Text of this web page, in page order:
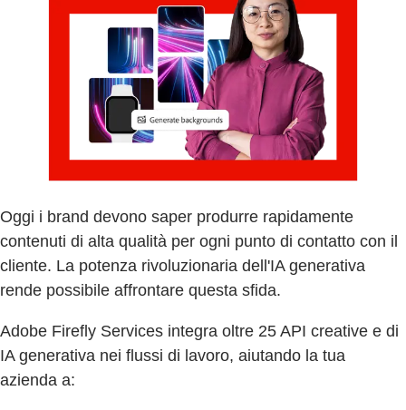
Oggi i brand devono saper produrre rapidamente
contenuti di alta qualità per ogni punto di contatto con il
cliente. La potenza rivoluzionaria dell'IA generativa
rende possibile affrontare questa sfida.
Adobe Firefly Services integra oltre 25 API creative e di
IA generativa nei flussi di lavoro, aiutando la tua
azienda a: